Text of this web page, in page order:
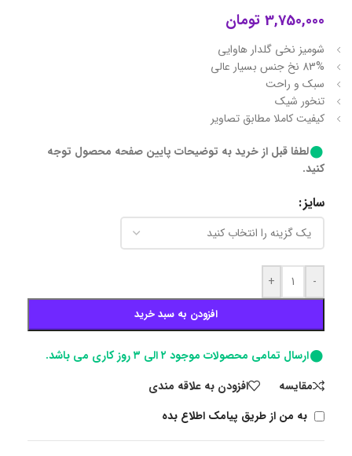
3,750,000 تومان
شومیز نخی گلدار هاوایی
83% نخ جنس بسیار عالی
سبک و راحت
تنخور شیک
کیفیت کاملا مطابق تصاویر
لطفا قبل از خرید به توضیحات پایین صفحه محصول توجه
کنید.
سایز
-
+
افزودن به سبد خرید
ارسال تمامی محصولات موجود ۲ الی ۳ روز کاری می باشد.
مقايسه
افزودن به علاقه مندی
به من از طریق پیامک اطلاع بده